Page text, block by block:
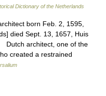
Dictionary of the Netherlands
born Feb. 2, 1595,
died Sept. 13, 1657, Huis
architect, one of the
created a restrained